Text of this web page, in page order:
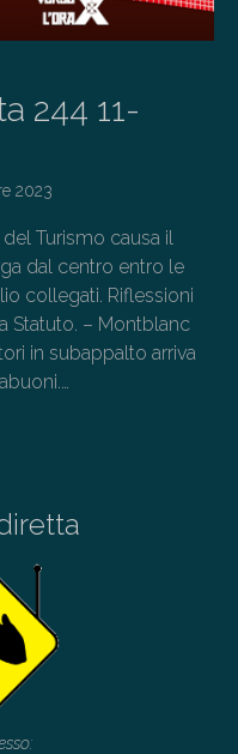
244 11-
2023
Turismo causa il
dal centro entro le
collegati. Riflessioni
Statuto. – Montblanc
in subappalto arriva